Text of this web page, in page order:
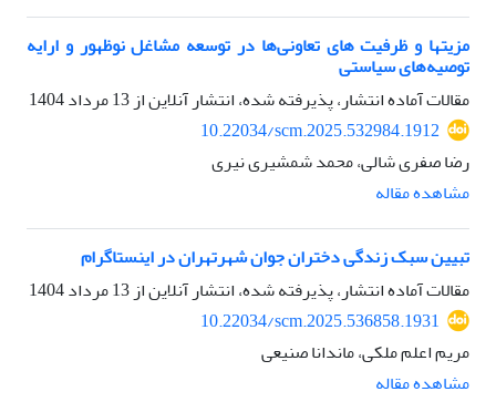
مزیتها و ظرفیت های تعاونی‌ها در توسعه مشاغل نوظهور و ارایه
توصیه‌های سیاستی
مقالات آماده انتشار، پذیرفته شده، انتشار آنلاین از13 مرداد 1404
10.22034/scm.2025.532984.1912
رضا صفری شالی، محمد شمشیری نیری
مشاهده مقاله
تبیین سبک زندگی دختران جوان شهرتهران در اینستاگرام
مقالات آماده انتشار، پذیرفته شده، انتشار آنلاین از13 مرداد 1404
10.22034/scm.2025.536858.1931
مریم اعلم ملکی، ماندانا صنیعی
مشاهده مقاله